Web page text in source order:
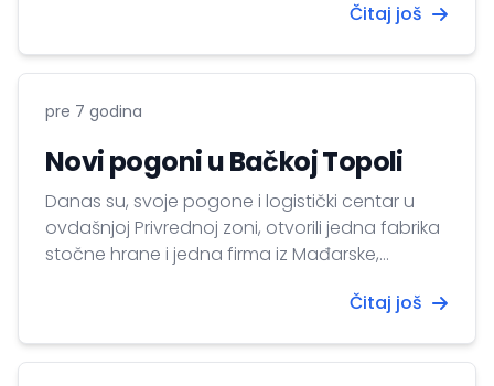
Čitaj još
pre 7 godina
Novi pogoni u Bačkoj Topoli
Danas su, svoje pogone i logistički centar u
ovdašnjoj Privrednoj zoni, otvorili jedna fabrika
stočne hrane i jedna firma iz Mađarske,
Čitaj još